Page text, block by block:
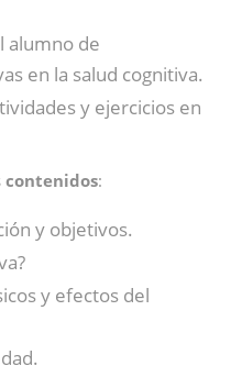
alumno de
en la salud cognitiva.
y ejercicios en
contenidos:
y objetivos.
y efectos del